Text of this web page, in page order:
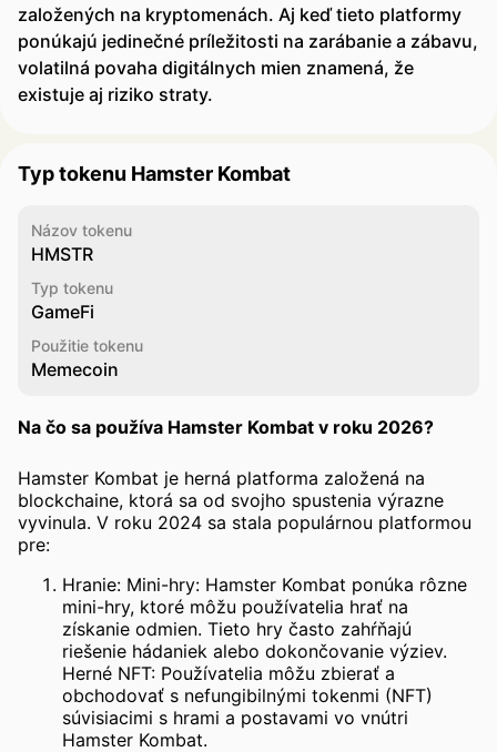
založených na kryptomenách. Aj keď tieto platformy
ponúkajú jedinečné príležitosti na zarábanie a zábavu,
volatilná povaha digitálnych mien znamená, že
existuje aj riziko straty.
Typ tokenu Hamster Kombat
Názov tokenu
HMSTR
Typ tokenu
GameFi
Použitie tokenu
Memecoin
Na čo sa používa Hamster Kombat v roku 2026?
Hamster Kombat je herná platforma založená na
blockchaine, ktorá sa od svojho spustenia výrazne
vyvinula. V roku 2024 sa stala populárnou platformou
pre:
Hranie: Mini-hry: Hamster Kombat ponúka rôzne
mini-hry, ktoré môžu používatelia hrať na
získanie odmien. Tieto hry často zahŕňajú
riešenie hádaniek alebo dokončovanie výziev.
Herné NFT: Používatelia môžu zbierať a
obchodovať s nefungibilnými tokenmi (NFT)
súvisiacimi s hrami a postavami vo vnútri
Hamster Kombat.